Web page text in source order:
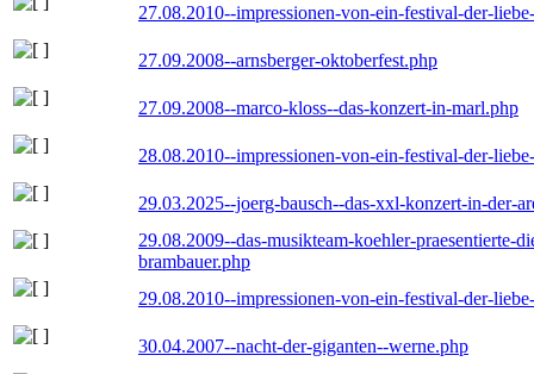
27.08.2010--impressionen-von-ein-festival-der-
27.09.2008--arnsberger-oktoberfest.php
27.09.2008--marco-kloss--das-konzert-in-marl.php
28.08.2010--impressionen-von-ein-festival-der-
29.03.2025--joerg-bausch--das-xxl-konzert-in-der-
29.08.2009--das-musikteam-koehler-praesentierte-
brambauer.php
29.08.2010--impressionen-von-ein-festival-der-
30.04.2007--nacht-der-giganten--werne.php